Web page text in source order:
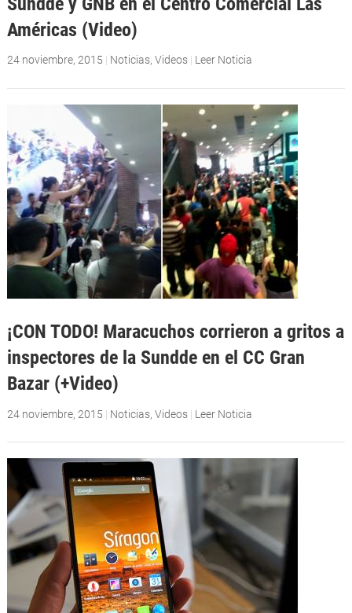
Américas (Video)
24 noviembre, 2015 | Noticias, Videos | Leer Noticia
¡CON TODO! Maracuchos corrieron a gritos a
inspectores de la Sundde en el CC Gran
Bazar (+Video)
24 noviembre, 2015 | Noticias, Videos | Leer Noticia